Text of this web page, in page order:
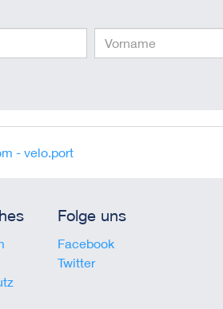
- velo.port
Folge uns
Facebook
Twitter